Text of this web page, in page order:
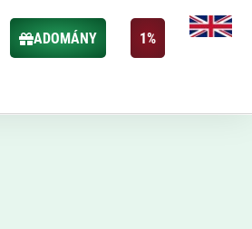
ADOMÁNY 1%